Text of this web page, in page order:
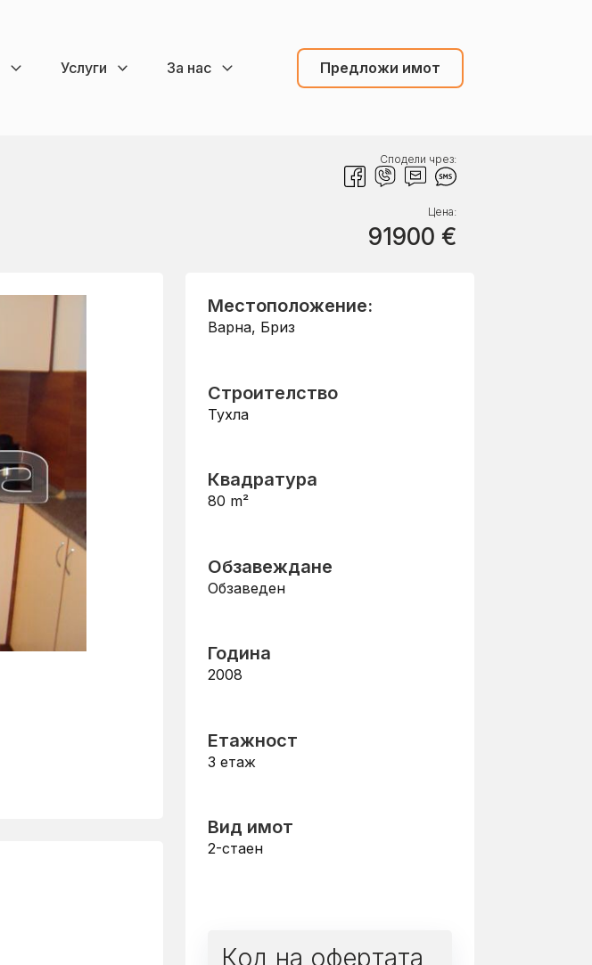
Услуги За нас Предложи имот
Сподели чрез:
Цена:
91900 €
Местоположение:
Варна, Бриз
Строителство
Тухла
Квадратура
80 m²
Обзавеждане
Обзаведен
Година
2008
Етажност
3 етаж
Вид имот
2-стаен
Код на офертата